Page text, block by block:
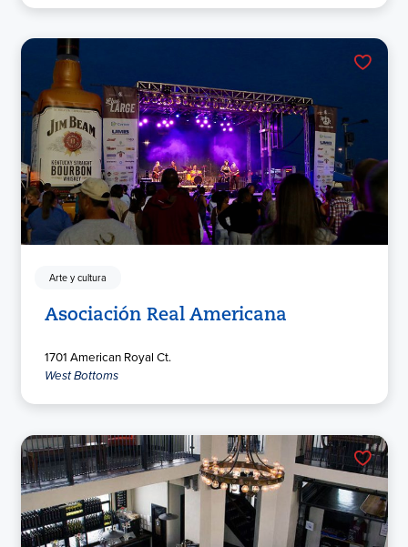
Arte y cultura
Asociación Real Americana
1701 American Royal Ct.
West Bottoms